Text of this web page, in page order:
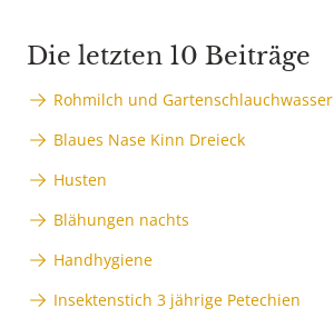
Die letzten 10 Beiträge
Rohmilch und Gartenschlauchwasser
Blaues Nase Kinn Dreieck
Husten
Blähungen nachts
Handhygiene
Insektenstich 3 jährige Petechien